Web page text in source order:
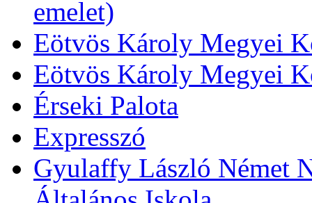
emelet)
Eötvös Károly Megyei
Eötvös Károly Megyei
Érseki Palota
Expresszó
Gyulaffy László Német